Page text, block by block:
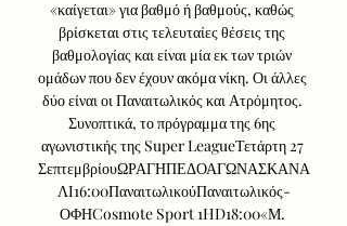
«καίγεται» για βαθμό ή βαθμούς, καθώς
βρίσκεται στις τελευταίες θέσεις της
βαθμολογίας και είναι μία εκ των τριών
ομάδων που δεν έχουν ακόμα νίκη. Οι άλλες
δύο είναι οι Παναιτωλικός και Ατρόμητος.
Συνοπτικά, το πρόγραμμα της 6ης
αγωνιστικής της Super LeagueΤετάρτη 27
ΣεπτεμβρίουΩΡΑΓΗΠΕΔΟΑΓΩΝΑΣΚΑΝΑ
ΛΙ16:00ΠαναιτωλικούΠαναιτωλικός-
ΟΦΗCosmote Sport 1HD18:00«Μ.